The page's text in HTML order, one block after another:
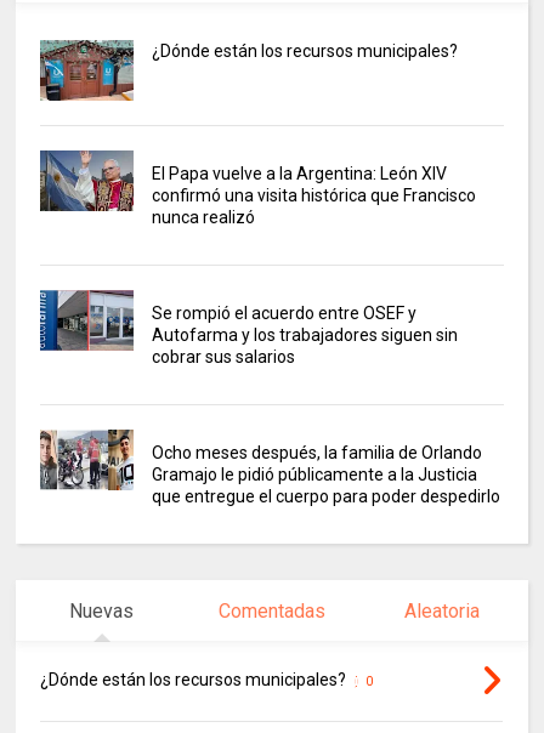
¿Dónde están los recursos municipales?
El Papa vuelve a la Argentina: León XIV
confirmó una visita histórica que Francisco
nunca realizó
Se rompió el acuerdo entre OSEF y
Autofarma y los trabajadores siguen sin
cobrar sus salarios
Ocho meses después, la familia de Orlando
Gramajo le pidió públicamente a la Justicia
que entregue el cuerpo para poder despedirlo
Nuevas Comentadas Aleatoria
¿Dónde están los recursos municipales? 0